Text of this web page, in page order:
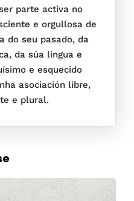
parte activa no
e orgullosa de
do seu pasado, da
da súa lingua e
e esquecido
asociación libre,
e plural.